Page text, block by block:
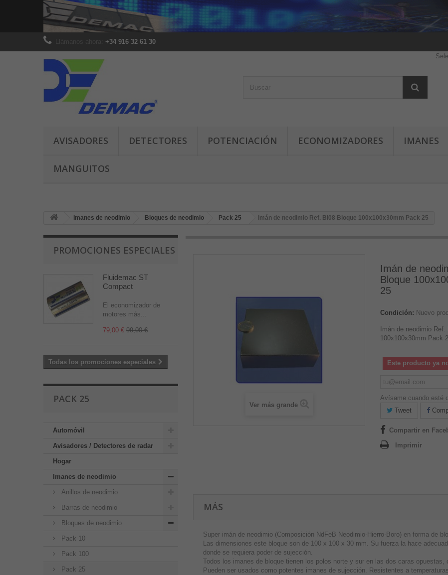
+34 916 32 61 30
AVISADORES DETECTORES POTENCIACIÓN ECONOMIZADORES IMANES
MANGUITOS
Imanes de neodimio Bloques de neodimio Pack 25 Imán de neodimio Ref. Bl08 Bloque 100x100x30mm Pack 25
PROMOCIONES ESPECIALES
Fluidemac ST
Compact
El economizador de
motores más...
79,00 € 99,00 €
Todas los promociones especiales
PACK 25
Automóvil
Avisadores / Detectores de radar
Hogar
Imanes de neodimio
Anillos de neodimio
Barras de neodimio
Bloques de neodimio
Pack 10
Pack 100
Pack 25
Ver más grande
Imán de
Bloque
25
Condición: Nuevo
Imán de neodimio
100x100x30mm Pack
Este producto ya
Avísame cuando esté
Tweet
Compartir en
Imprimir
MÁS
Super imán de neodimio (Composición NdFeB Neodimio-Hierro-Boro) en forma de
Las dimensiones este bloque son de 100 x 100 x 30 mm. Su fuerza la hace
donde se requiera poder de sujección.
Todos los imanes de bloque tienen los polos norte y sur en las dos caras opuestas,
Pueden ser usados como potentes imanes de sujección. Resistentes a